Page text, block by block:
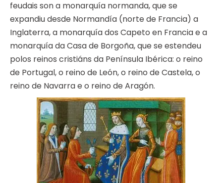
feudais son a monarquía normanda, que se
expandiu desde Normandía (norte de Francia) a
Inglaterra, a monarquía dos Capeto en Francia e a
monarquía da Casa de Borgoña, que se estendeu
polos reinos cristiáns da Península Ibérica: o reino
de Portugal, o reino de León, o reino de Castela, o
reino de Navarra e o reino de Aragón.